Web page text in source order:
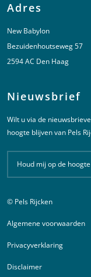
Adres
New Babylon
Bezuidenhoutseweg 57
2594 AC Den Haag
Nieuwsbrief
Wilt u via de
hoogte blijven van Pels
Houd mij op de hoogte
Juridische
© Pels Rijcken
Algemene voorwaarden
Privacyverklaring
Disclaimer